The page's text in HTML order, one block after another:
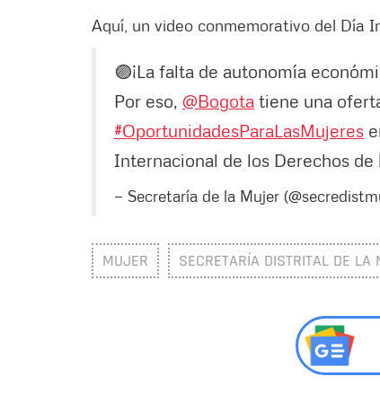
Aquí, un video conmemorativo del Día
🟣¡La falta de autonomía
Por eso, @Bogota tiene una
#OportunidadesParaLasMujeres
Internacional de los Derechos de
— Secretaría de la Mujer
MUJER SECRETARÍA DISTRITAL DE LA